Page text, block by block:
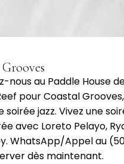
nous au Paddle House
pour Coastal
soirée jazz. Vivez une
avec Loreto Pelayo,
WhatsApp/Appel au
dès maintenant.